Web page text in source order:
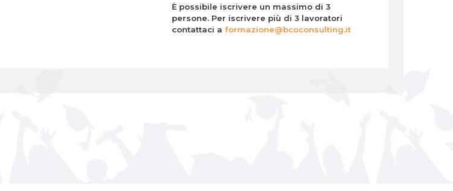
È possibile iscrivere un massimo di 3
persone. Per iscrivere più di 3 lavoratori
contattaci a formazione@bcoconsulting.it